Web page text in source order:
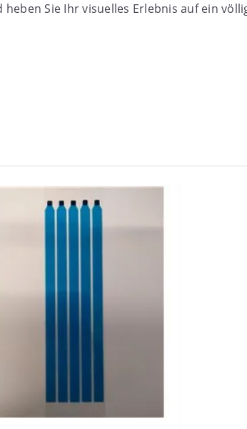
Sie Ihr visuelles Erlebnis auf ein